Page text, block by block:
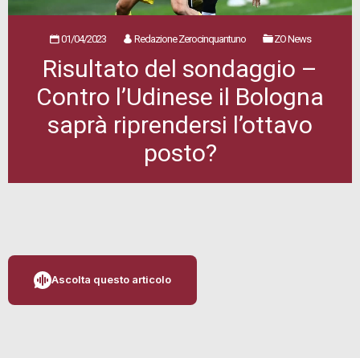
01/04/2023 Redazione Zerocinquantuno ZO News
Risultato del sondaggio –
Contro l’Udinese il Bologna
saprà riprendersi l’ottavo
posto?
Ascolta questo articolo